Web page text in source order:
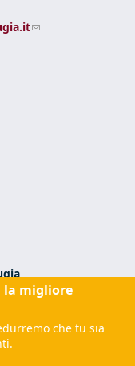
(link sends e-mail)
e-mail)
la migliore
che tu sia